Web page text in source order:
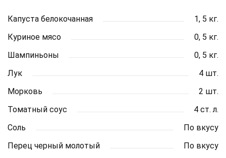
Капуста белокочанная
1, 5 кг.
Куриное мясо
0, 5 кг.
Шампиньоны
0, 5 кг.
Лук
4 шт.
Морковь
2 шт.
Томатный соус
4 ст. л.
Соль
По вкусу
Перец черный молотый
По вкусу